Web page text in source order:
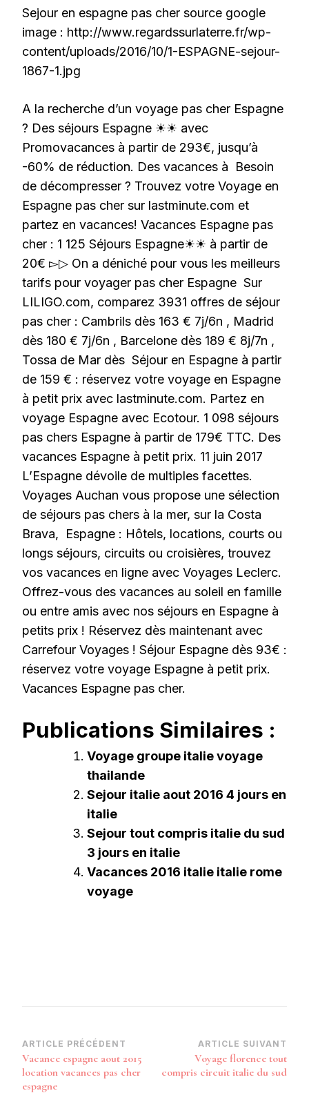
Sejour en espagne pas cher source google
image : http://www.regardssurlaterre.fr/wp-
content/uploads/2016/10/1-ESPAGNE-sejour-
1867-1.jpg
A la recherche d’un voyage pas cher Espagne
? Des séjours Espagne ☀☀ avec
Promovacances à partir de 293€, jusqu’à
-60% de réduction. Des vacances à Besoin
de décompresser ? Trouvez votre Voyage en
Espagne pas cher sur lastminute.com et
partez en vacances! Vacances Espagne pas
cher : 1 125 Séjours Espagne☀☀ à partir de
20€ ▻▷ On a déniché pour vous les meilleurs
tarifs pour voyager pas cher Espagne Sur
LILIGO.com, comparez 3931 offres de séjour
pas cher : Cambrils dès 163 € 7j/6n , Madrid
dès 180 € 7j/6n , Barcelone dès 189 € 8j/7n ,
Tossa de Mar dès Séjour en Espagne à partir
de 159 € : réservez votre voyage en Espagne
à petit prix avec lastminute.com. Partez en
voyage Espagne avec Ecotour. 1 098 séjours
pas chers Espagne à partir de 179€ TTC. Des
vacances Espagne à petit prix. 11 juin 2017
L’Espagne dévoile de multiples facettes.
Voyages Auchan vous propose une sélection
de séjours pas chers à la mer, sur la Costa
Brava, Espagne : Hôtels, locations, courts ou
longs séjours, circuits ou croisières, trouvez
vos vacances en ligne avec Voyages Leclerc.
Offrez-vous des vacances au soleil en famille
ou entre amis avec nos séjours en Espagne à
petits prix ! Réservez dès maintenant avec
Carrefour Voyages ! Séjour Espagne dès 93€ :
réservez votre voyage Espagne à petit prix.
Vacances Espagne pas cher.
Publications Similaires :
Voyage groupe italie voyage
thailande
Sejour italie aout 2016 4 jours en
italie
Sejour tout compris italie du sud
3 jours en italie
Vacances 2016 italie italie rome
voyage
Navigation
d’article
ARTICLE PRÉCÉDENT
Vacance espagne aout 2015
location vacances pas cher
espagne
ARTICLE SUIVANT
Voyage florence tout
compris circuit italie du sud